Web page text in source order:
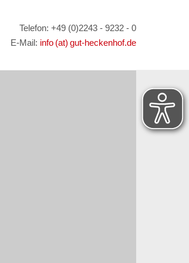
Telefon: +49 (0)2243 - 9232 - 0
E-Mail: info (at) gut-heckenhof.de